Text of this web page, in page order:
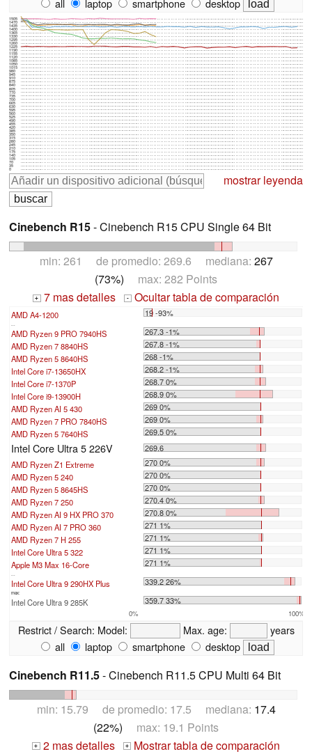
all laptop smartphone desktop
0
35
70
105
140
175
210
245
280
315
350
385
420
455
490
525
560
595
630
665
700
735
770
805
840
875
910
945
980
1015
1050
1085
1120
1155
1190
1225
1260
1295
1330
1365
1400
1435
1470
1505
mostrar leyenda
Cinebench R15- Cinebench R15 CPU Single 64 Bit
min: 261 de promedio: 269.6 mediana: 267
(73%) max: 282 Points
+ 7 mas detalles - Ocultar tabla de comparación
AMD A4-1200 19 -93%
AMD Ryzen 9 PRO 7940HS
267.3 -1%
AMD Ryzen 7 8840HS
267.8 -1%
AMD Ryzen 5 8640HS
268 -1%
Intel Core i7-13650HX
268.2 -1%
Intel Core i7-1370P
268.7 0%
Intel Core i9-13900H
268.9 0%
AMD Ryzen AI 5 430
269 0%
AMD Ryzen 7 PRO 7840HS
269 0%
AMD Ryzen 5 7640HS
269.5 0%
Intel Core Ultra 5 226V
269.6
AMD Ryzen Z1 Extreme
270 0%
AMD Ryzen 5 240
270 0%
AMD Ryzen 5 8645HS
270 0%
AMD Ryzen 7 250
270.4 0%
AMD Ryzen AI 9 HX PRO 370
270.8 0%
AMD Ryzen AI 7 PRO 360
271 1%
AMD Ryzen 7 H 255
271 1%
Intel Core Ultra 5 322
271 1%
Apple M3 Max 16-Core
271 1%
Intel Core Ultra 9 290HX Plus 339.2 26%
max:
Intel Core Ultra 9 285K 359.7 33%
0% 100%
Restrict / Search: Model: Max. age:
years
all
laptop smartphone desktop
Cinebench R11.5- Cinebench R11.5 CPU Multi 64 Bit
min: 15.79 de promedio: 17.5 mediana: 17.4
(22%) max: 19.1 Points
+ 2 mas detalles +
Mostrar tabla de comparación